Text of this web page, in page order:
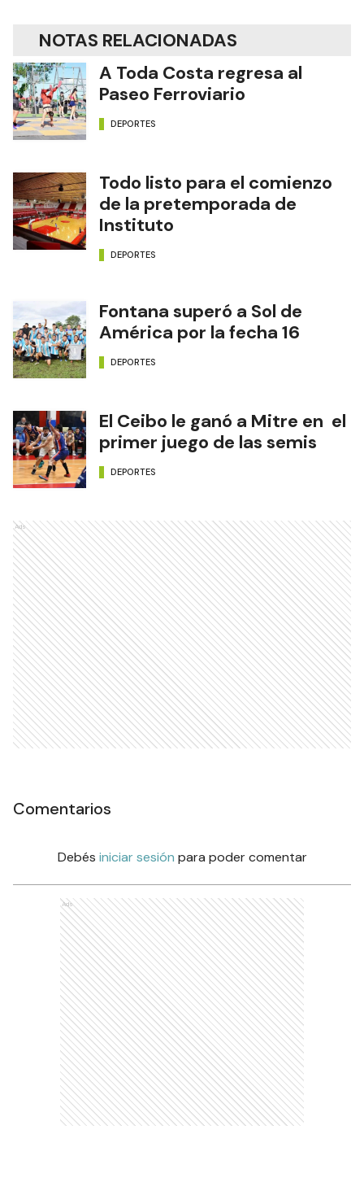
NOTAS RELACIONADAS
A Toda Costa regresa al
Paseo Ferroviario
DEPORTES
Todo listo para el comienzo
de la pretemporada de
Instituto
DEPORTES
Fontana superó a Sol de
América por la fecha 16
DEPORTES
El Ceibo le ganó a Mitre en el
primer juego de las semis
DEPORTES
Ads
Comentarios
Debés iniciar sesión para poder comentar
Ads